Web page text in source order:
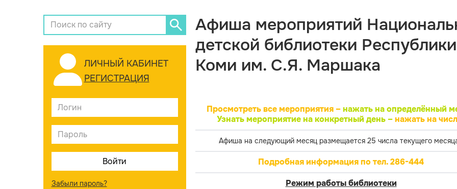
ЛИЧНЫЙ КАБИНЕТ
РЕГИСТРАЦИЯ
Забыли пароль?
Афиша мероприятий
детской библиотеки Республики
Коми им. С.Я. Маршака
Просмотреть все мероприятия – нажать на определённый
Узнать мероприятие на конкретный день –нажать на
Афиша на следующий месяц размещается 25 числа текущего
Подробная информация по тел. 286-444
Режим работы библиотеки